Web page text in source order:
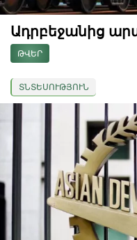
Ադրբեջանից
ԹՎԵՐ
ՏՆՏԵՍՈՒԹՅՈՒՆ